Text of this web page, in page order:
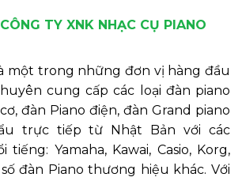
TY XNK NHẠC CỤ PIANO
một trong những đơn vị hàng đầu
cung cấp các loại đàn piano
đàn Piano điện, đàn Grand piano
trực tiếp từ Nhật Bản với các
Yamaha, Kawai, Casio, Korg,
đàn Piano thương hiệu khác. Với